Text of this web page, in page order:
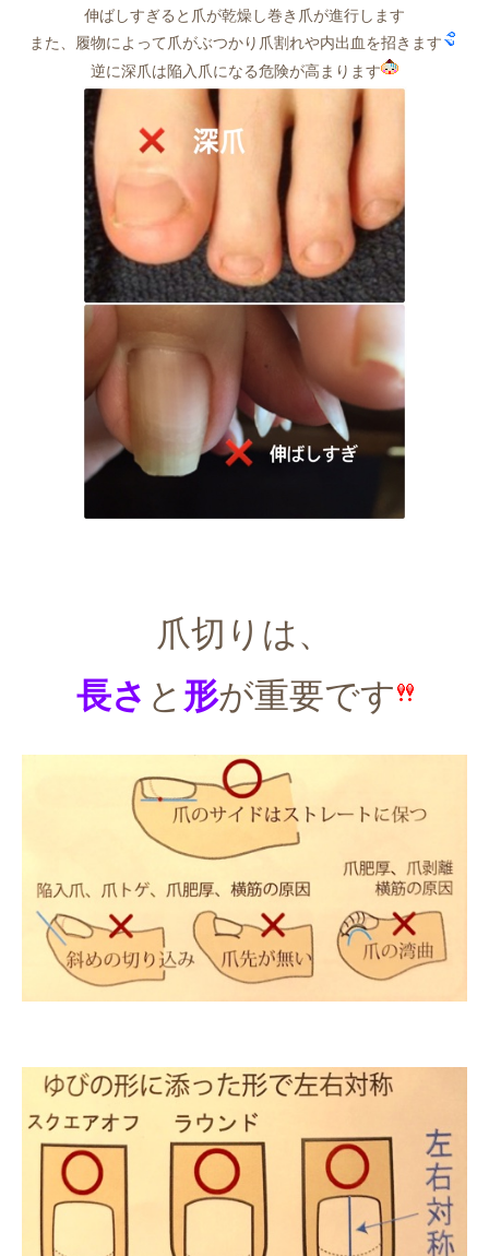
伸ばしすぎると爪が乾燥し巻き爪が進行します
また、履物によって爪がぶつかり爪割れや内出血を招きます
逆に深爪は陥入爪になる危険が高まります
爪切りは、
長さ と 形が重要です